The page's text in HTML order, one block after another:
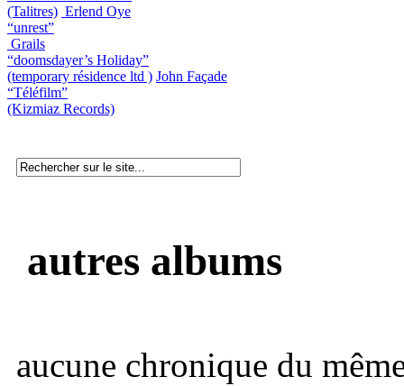
(Talitres) Erlend Oye
“unrest”
Grails
“doomsdayer’s Holiday”
(temporary résidence ltd ) John Façade
“Téléfilm”
(Kizmiaz Records)
autres albums
aucune chronique du